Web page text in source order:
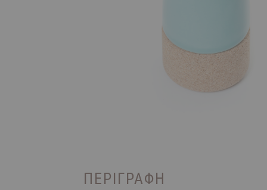
ΠΕΡΙΓΡΑΦΉ